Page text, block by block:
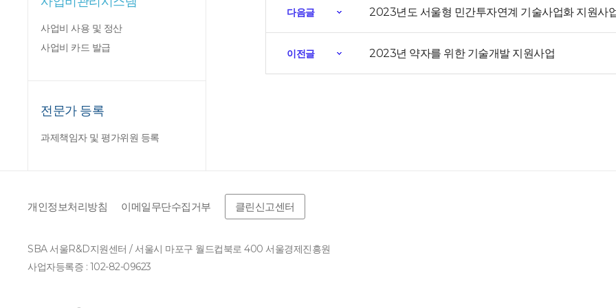
사업비 사용 및 정산
사업비 카드 발급
전문가 등록
과제책임자 및 평가위원 등록
다음글 2023년도 서울형 민간투자연계 기술사업화 지원사
이전글 2023년 약자를 위한 기술개발 지원사업
개인정보처리방침 이메일무단수집거부 클린신고센터
SBA 서울R&D지원센터 / 서울시 마포구 월드컵북로 400 서울경제진흥원
사업자등록증 : 102-82-09623